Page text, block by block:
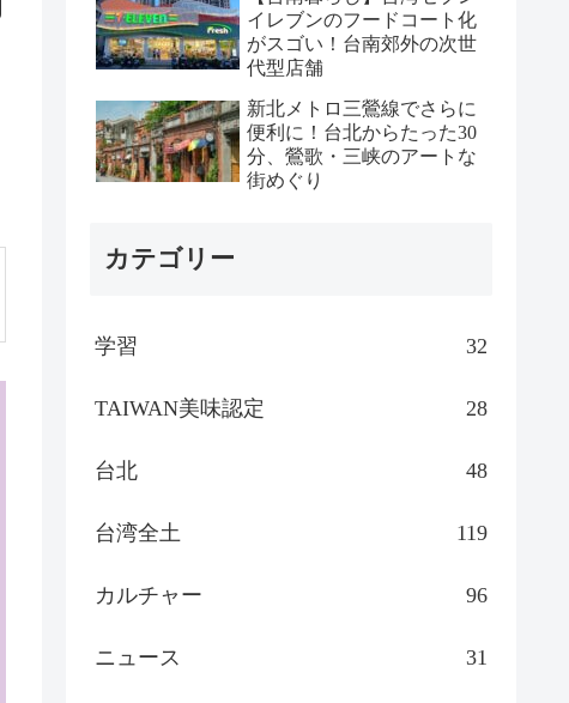
イレブンのフードコート化
がスゴい！台南郊外の次世
代型店舗
新北メトロ三鶯線でさらに
便利に！台北からたった30
分、鶯歌・三峡のアートな
街めぐり
カテゴリー
学習 32
TAIWAN美味認定 28
台北 48
台湾全土 119
カルチャー 96
ニュース 31